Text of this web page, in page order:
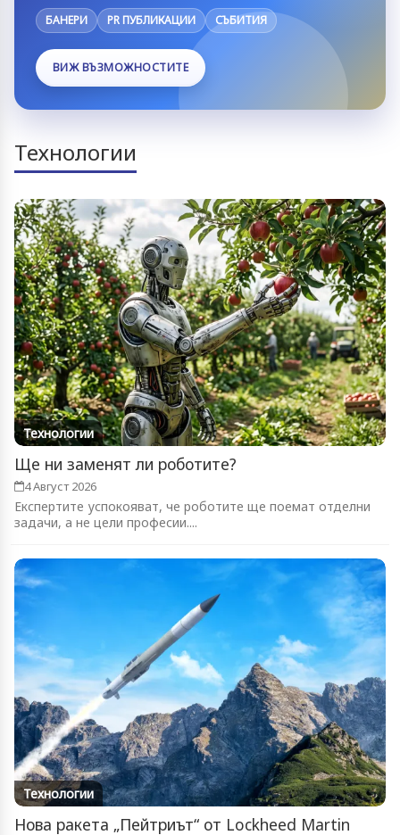
БАНЕРИ PR ПУБЛИКАЦИИ СЪБИТИЯ
ВИЖ ВЪЗМОЖНОСТИТЕ
Технологии
Технологии
Ще ни заменят ли роботите?
4 Август 2026
Експертите успокояват, че роботите ще поемат отделни
задачи, а не цели професии....
Технологии
Нова ракета „Пейтриът“ от Lockheed Martin